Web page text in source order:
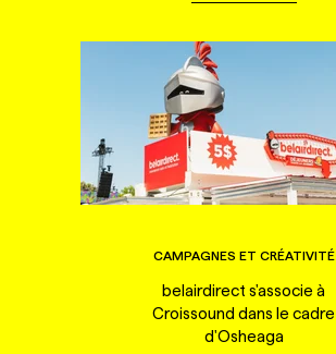
CAMPAGNES ET CRÉATIVITÉ
belairdirect s'associe à
Croissound dans le cadre
d'Osheaga